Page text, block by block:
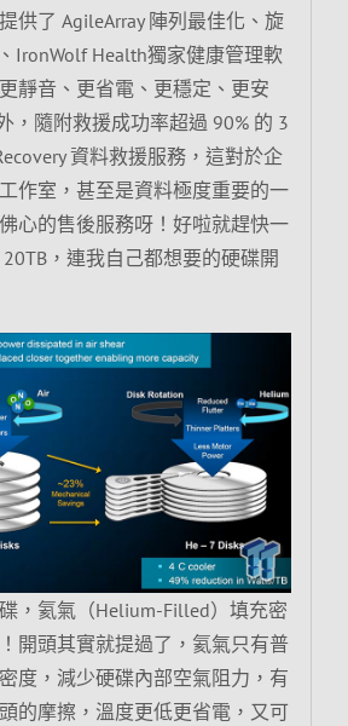
供了 AgileArray 陣列最佳化、旋
IronWolf Health獨家健康管理軟
靜音、更省電、更穩定、更安
，隨附救援成功率超過 90% 的 3
資料救援服務，這對於企
作室，甚至是資料極度重要的一
心的售後服務呀！好啦就趕快一
，連我自己都想要的硬碟開
，氦氣（Helium-Filled）填充密
開頭其實就提過了，氦氣只有普
度，減少硬碟內部空氣阻力，有
的摩擦，溫度更低更省電，又可